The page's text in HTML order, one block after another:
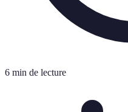
6 min de lecture